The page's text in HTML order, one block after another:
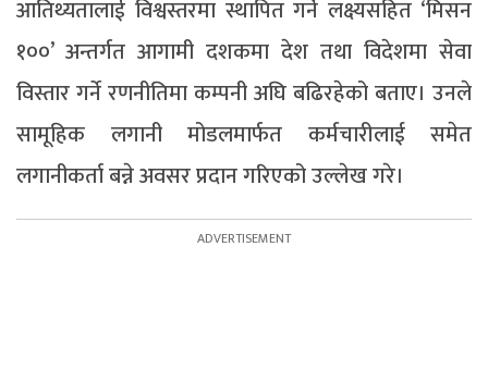
आतिथ्यतालाई विश्वस्तरमा स्थापित गर्ने लक्ष्यसहित ‘मिसन
१००’ अन्तर्गत आगामी दशकमा देश तथा विदेशमा सेवा
विस्तार गर्ने रणनीतिमा कम्पनी अघि बढिरहेको बताए। उनले
सामूहिक लगानी मोडलमार्फत कर्मचारीलाई समेत
लगानीकर्ता बन्ने अवसर प्रदान गरिएको उल्लेख गरे।